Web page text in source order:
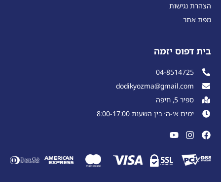
הצהרת נגישות
מפת אתר
בית דפוס יזמה
04-8514725
dodikyozma@gmail.com
ספיר 5, חיפה
ימים א׳-ה׳ בין השעות 8:00-17:00